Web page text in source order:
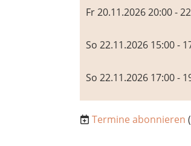
Fr 20.11.2026 20:00 -
So 22.11.2026 15:00 -
So 22.11.2026 17:00 -
Termine abonnieren